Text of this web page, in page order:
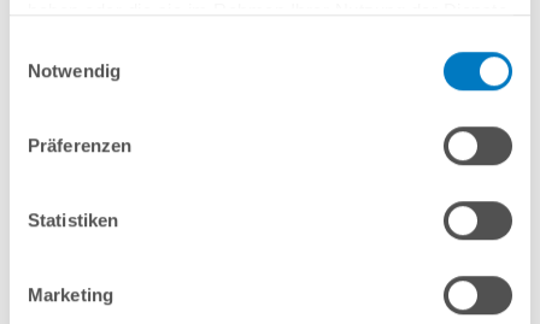
Notwendig
Präferenzen
Statistiken
Marketing
Vergleichen Merken
Fragen? Wir helfen Ihnen gerne weiter:
Anfrageformular
Produktbeschreibung